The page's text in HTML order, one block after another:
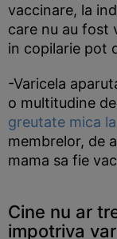
vaccinare, la
care nu au fost
in copilarie pot
-Varicela
o multitudine
greutate mica
membrelor, de
mama sa fie
Cine nu ar
impotriva